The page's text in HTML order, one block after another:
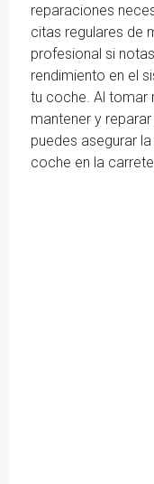
reparaciones
citas regulares de
profesional si
rendimiento en el
tu coche. Al tomar
mantener y
puedes asegurar
coche en la